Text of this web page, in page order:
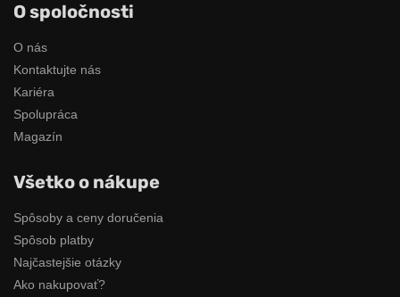
O spoločnosti
O nás
Kontaktujte nás
Kariéra
Spolupráca
Magazín
Všetko o nákupe
Spôsoby a ceny doručenia
Spôsob platby
Najčastejšie otázky
Ako nakupovať?